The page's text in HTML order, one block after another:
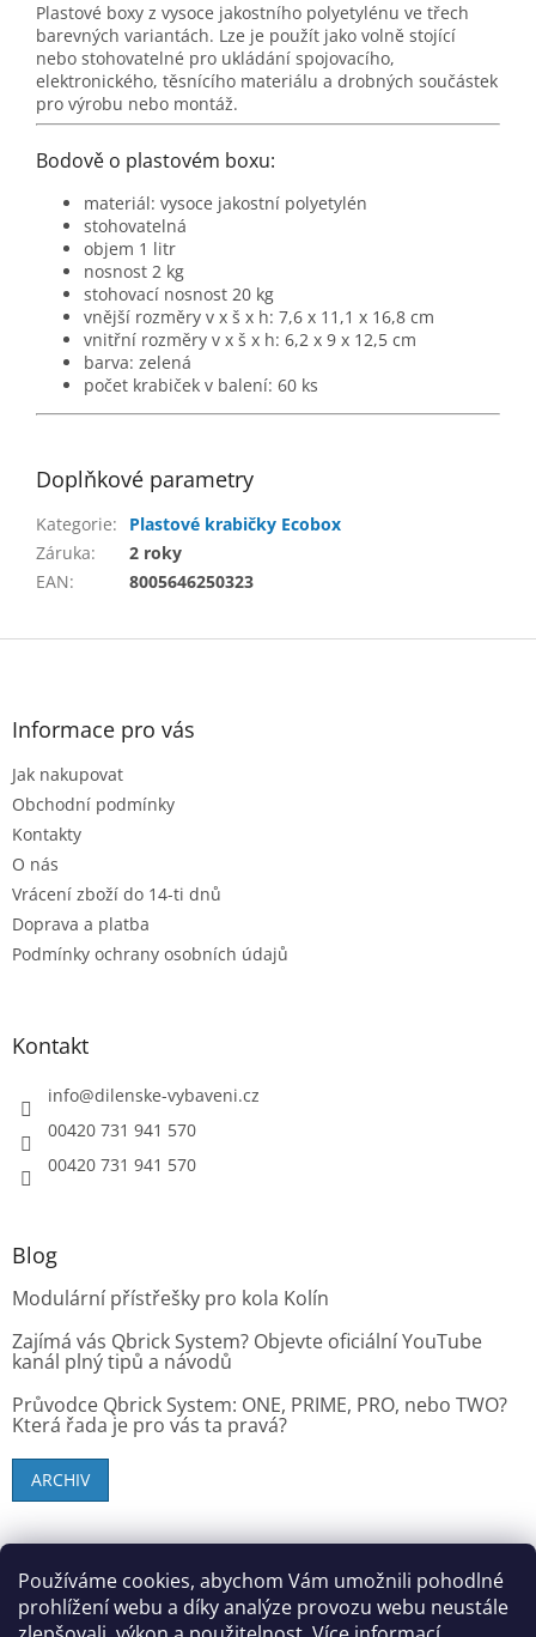
Používáme cookies, abychom Vám umožnili pohodlné
prohlížení webu a díky analýze provozu webu neustále
Plastové boxy z vysoce jakostního polyetylénu ve třech
barevných variantách. Lze je použít jako volně stojící
nebo stohovatelné pro ukládání spojovacího,
elektronického, těsnícího materiálu a drobných součástek
pro výrobu nebo montáž.
Bodově o plastovém boxu:
materiál: vysoce jakostní polyetylén
stohovatelná
objem 1 litr
nosnost 2 kg
stohovací nosnost 20 kg
vnější rozměry v x š x h: 7,6 x 11,1 x 16,8 cm
vnitřní rozměry v x š x h: 6,2 x 9 x 12,5 cm
barva: zelená
počet krabiček v balení: 60 ks
Doplňkové parametry
Kategorie:
Plastové krabičky Ecobox
Záruka:
2 roky
EAN: 8005646250323
Z
Informace pro vás
Jak nakupovat
Obchodní podmínky
Kontakty
O nás
Vrácení zboží do 14-ti dnů
Doprava a platba
Podmínky ochrany osobních údajů
Kontakt
info@dilenske-vybaveni.cz
00420 731 941 570
00420 731 941 570
Blog
Modulární přístřešky pro kola Kolín
Zajímá vás Qbrick System? Objevte oficiální YouTube
kanál plný tipů a návodů
Průvodce Qbrick System: ONE, PRIME, PRO, nebo TWO?
Která řada je pro vás ta pravá?
ARCHIV